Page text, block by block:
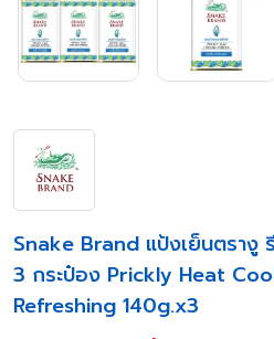
Snake Brand แป้งเย็นตรางู
3 กระป๋อง Prickly Heat
Refreshing 140g.x3